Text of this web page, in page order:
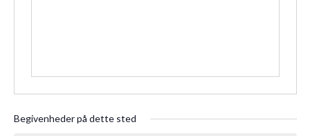
Begivenheder på dette sted